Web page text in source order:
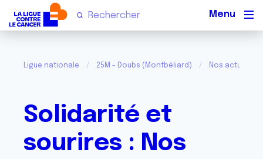
Ligue nationale 25M - Doubs (Montbéliard) Nos actualités
Solidarité et
sourires : Nos